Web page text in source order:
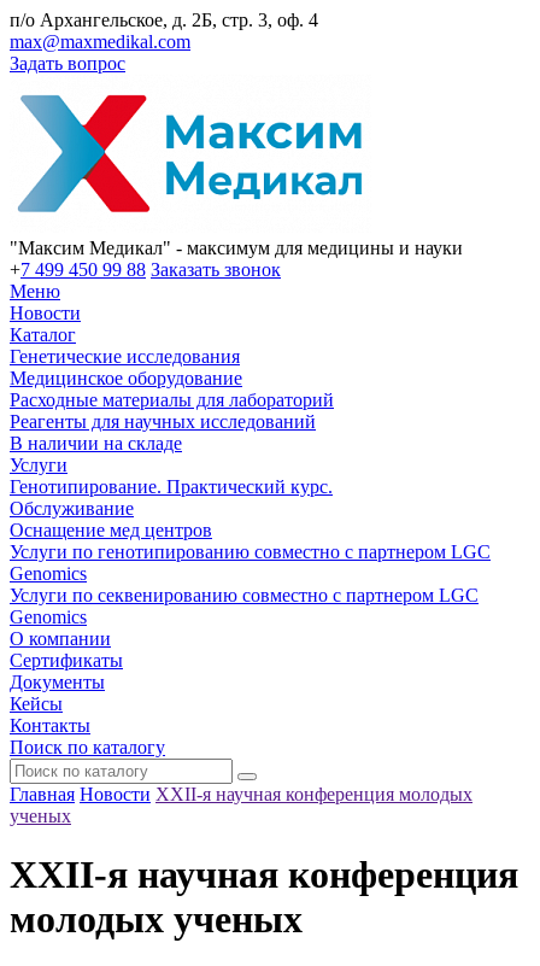
п/о Архангельское, д. 2Б, стр. 3, оф. 4
max@maxmedikal.com
Задать вопрос
"Максим Медикал" - максимум для медицины и науки
+7 499 450 99 88 Заказать звонок
Меню
Новости
Каталог
Генетические исследования
Медицинское оборудование
Расходные материалы для лабораторий
Реагенты для научных исследований
В наличии на складе
Услуги
Генотипирование. Практический курс.
Обслуживание
Оснащение мед центров
Услуги по генотипированию совместно с партнером LGC
Genomics
Услуги по секвенированию совместно с партнером LGC
Genomics
О компании
Сертификаты
Документы
Кейсы
Контакты
Поиск по каталогу
Главная Новости ХХII-я научная конференция молодых
ученых
ХХII-я научная конференция
молодых ученых